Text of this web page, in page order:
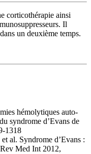
corticothérapie ainsi
Il
un deuxième temps.
hémolytiques auto-
syndrome d’Evans de
1318
al. Syndrome d’Evans :
Med Int 2012,